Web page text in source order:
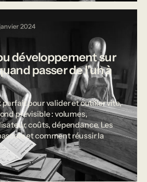
2024
développement sur
passer de l'un à
parfait pour valider et outiller vite,
prévisible : volumes,
coûts, dépendance. Les
et comment réussir la